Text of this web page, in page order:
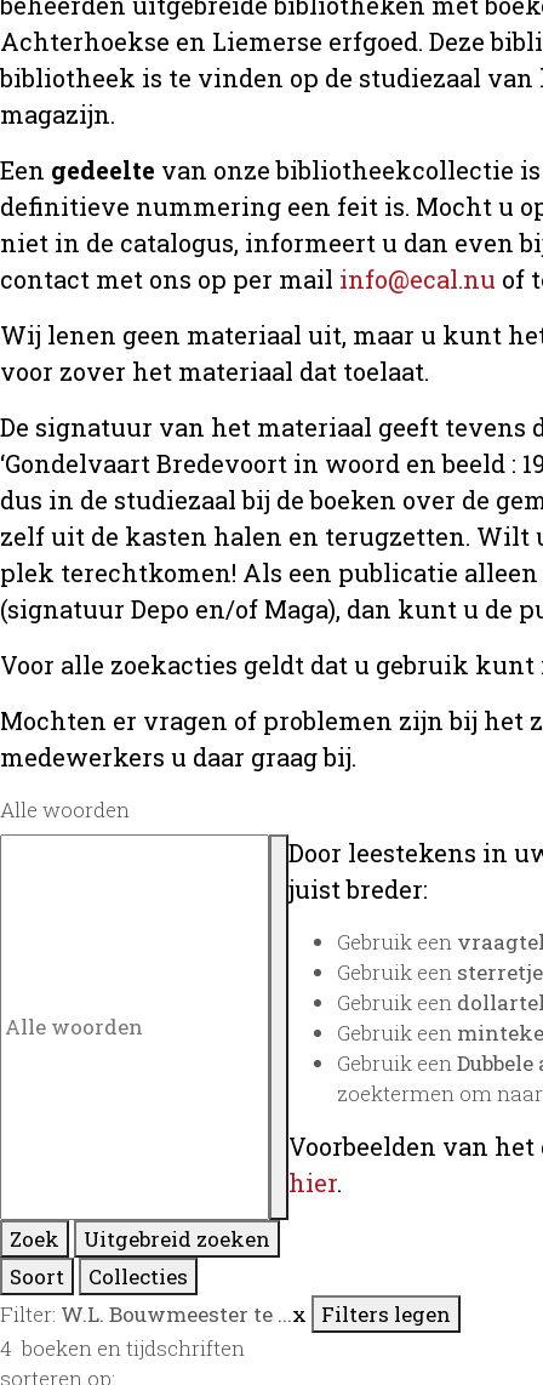
Achterhoekse en Liemerse erfgoed. Deze
bibliotheek is te vinden op de studiezaal
magazijn.
Een gedeelte van onze bibliotheekcollectie
definitieve nummering een feit is. Mocht u
niet in de catalogus, informeert u dan even
contact met ons op per mail info@ecal.nu of
Wij lenen geen materiaal uit, maar u kunt
voor zover het materiaal dat toelaat.
De signatuur van het materiaal geeft tevens
‘Gondelvaart Bredevoort in woord en beeld :
dus in de studiezaal bij de boeken over de
zelf uit de kasten halen en terugzetten. Wilt
plek terechtkomen! Als een publicatie
(signatuur Depo en/of Maga), dan kunt u de
Voor alle zoekacties geldt dat u gebruik
Mochten er vragen of problemen zijn bij het
medewerkers u daar graag bij.
Alle woorden
Door leestekens in
juist breder:
Gebruik een
Gebruik een
Gebruik een
Gebruik een
Gebruik een
zoektermen om
Voorbeelden van
hier.
Zoek
Uitgebreid zoeken
Soort
Collecties
Filter: W.L. Bouwmeester te ...x
Filters legen
4 boeken en tijdschriften
sorteren op: